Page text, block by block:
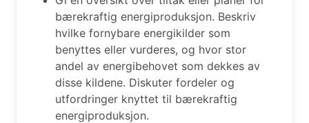
bærekraftig energiproduksjon. Beskriv
hvilke fornybare energikilder som
benyttes eller vurderes, og hvor stor
andel av energibehovet som dekkes av
disse kildene. Diskuter fordeler og
utfordringer knyttet til bærekraftig
energiproduksjon.